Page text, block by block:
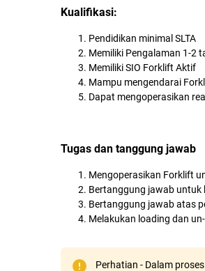
Kualifikasi:
Pendidikan minimal SLTA
Memiliki Pengalaman 1-2
Memiliki SIO Forklift Aktif
Mampu mengendarai
Dapat mengoperasikan
Tugas dan tanggung jawab
Mengoperasikan Forklift
Bertanggung jawab untuk
Bertanggung jawab atas
Melakukan loading dan
Perhatian - Dalam